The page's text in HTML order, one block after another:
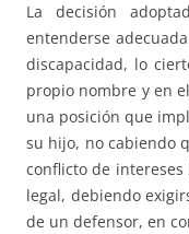
La decisión
entenderse
discapacidad, lo
propio nombre y en
una posición que
su hijo, no cabiendo
conflicto de
legal, debiendo
de un defensor, en